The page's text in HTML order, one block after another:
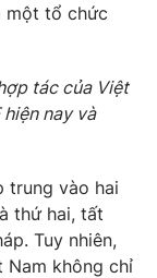
một tổ chức
tác của Việt
nay và
trung vào hai
thứ hai, tất
Tuy nhiên,
Nam không chỉ